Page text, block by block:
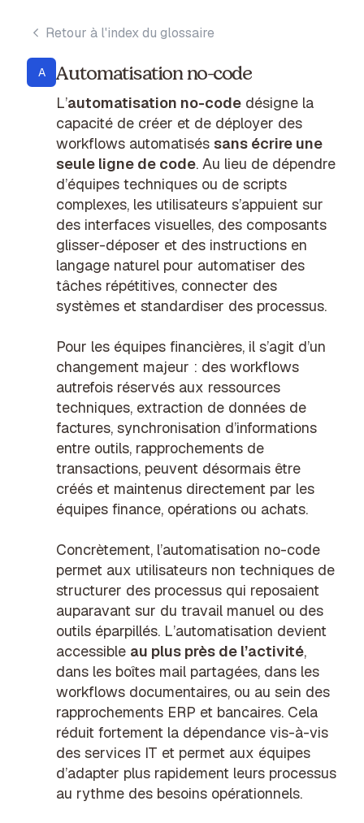
Retour à l'index du glossaire
A Automatisation no-code
L’automatisation no-code désigne la
capacité de créer et de déployer des
workflows automatiséssans écrire une
seule ligne de code. Au lieu de dépendre
d’équipes techniques ou de scripts
complexes, les utilisateurs s’appuient sur
des interfaces visuelles, des composants
glisser-déposer et des instructions en
langage naturel pour automatiser des
tâches répétitives, connecter des
systèmes et standardiser des processus.
Pour les équipes financières, il s’agit d’un
changement majeur : des workflows
autrefois réservés aux ressources
techniques, extraction de données de
factures, synchronisation d’informations
entre outils, rapprochements de
transactions, peuvent désormais être
créés et maintenus directement par les
équipes finance, opérations ou achats.
Concrètement, l’automatisation no-code
permet aux utilisateurs non techniques de
structurer des processus qui reposaient
auparavant sur du travail manuel ou des
outils éparpillés. L’automatisation devient
accessible au plus près de l’activité,
dans les boîtes mail partagées, dans les
workflows documentaires, ou au sein des
rapprochements ERP et bancaires. Cela
réduit fortement la dépendance vis-à-vis
des services IT et permet aux équipes
d’adapter plus rapidement leurs processus
au rythme des besoins opérationnels.